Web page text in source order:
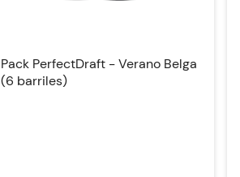
Pack PerfectDraft - Verano Belga
(6 barriles)